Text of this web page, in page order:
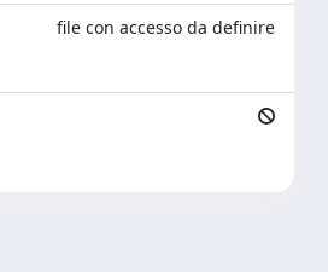
file con accesso da definire